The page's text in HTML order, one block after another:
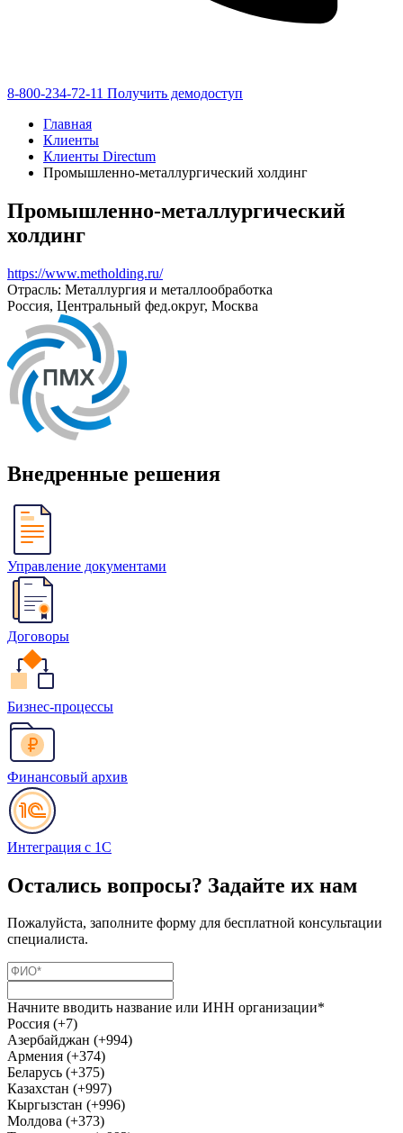
8-800-234-72-11 Получить демодоступ
Главная
Клиенты
Клиенты Directum
Промышленно-металлургический холдинг
Промышленно-металлургический
холдинг
https://www.metholding.ru/
Отрасль: Металлургия и металлообработка
Россия, Центральный фед.округ, Москва
Внедренные решения
Управление документами
Договоры
Бизнес-процессы
Финансовый архив
Интеграция с 1С
Остались вопросы? Задайте их нам
Пожалуйста, заполните форму для бесплатной консультации
специалиста.
Начните вводить название или ИНН организации*
Россия (+7)
Азербайджан (+994)
Армения (+374)
Беларусь (+375)
Казахстан (+997)
Кыргызстан (+996)
Молдова (+373)